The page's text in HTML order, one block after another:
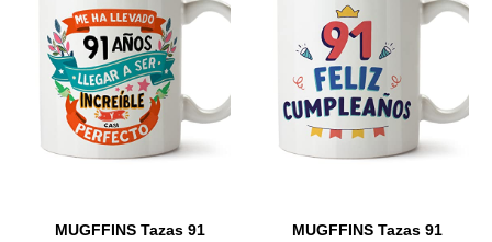
MUGFFINS Tazas 91
MUGFFINS Tazas 91